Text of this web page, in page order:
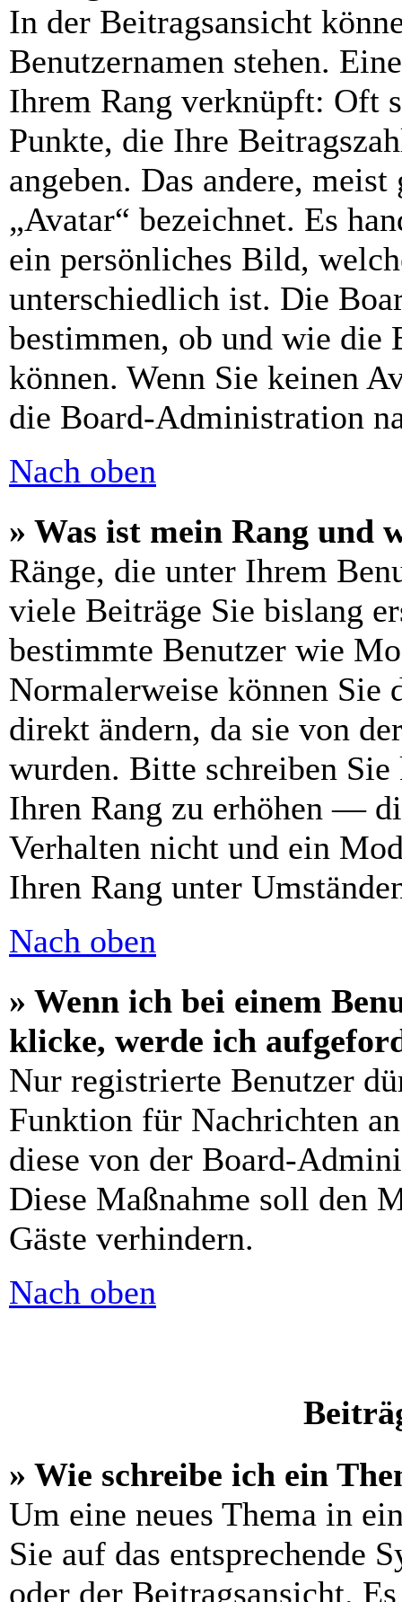
In der Beitragsansicht
Benutzernamen stehen.
Ihrem Rang verknüpft: Oft
Punkte, die Ihre
angeben. Das andere,
„Avatar“ bezeichnet. Es
ein persönliches Bild,
unterschiedlich ist. Die
bestimmen, ob und wie die
können. Wenn Sie keinen
die Board-Administration
Nach oben
» Was ist mein Rang und
Ränge, die unter Ihrem
viele Beiträge Sie bislang
bestimmte Benutzer wie
Normalerweise können Sie
direkt ändern, da sie von
wurden. Bitte schreiben
Ihren Rang zu erhöhen —
Verhalten nicht und ein
Ihren Rang unter
Nach oben
» Wenn ich bei einem
klicke, werde ich
Nur registrierte Benutzer
Funktion für Nachrichten
diese von der Board-
Diese Maßnahme soll den
Gäste verhindern.
Nach oben
» Wie schreibe ich ein
Um eine neues Thema in
Sie auf das entsprechende
oder der Beitragsansicht.